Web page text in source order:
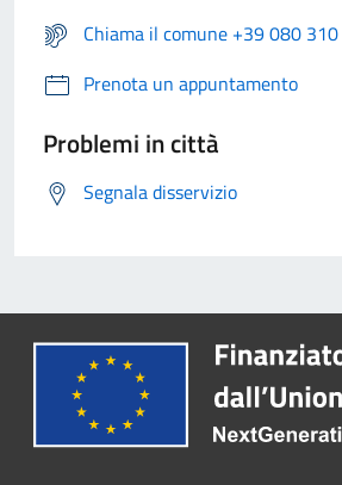
Chiama il comune +39 080
Prenota un appuntamento
Problemi in città
Segnala disservizio